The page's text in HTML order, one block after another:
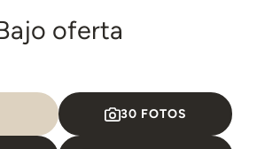
oferta
30 FOTOS